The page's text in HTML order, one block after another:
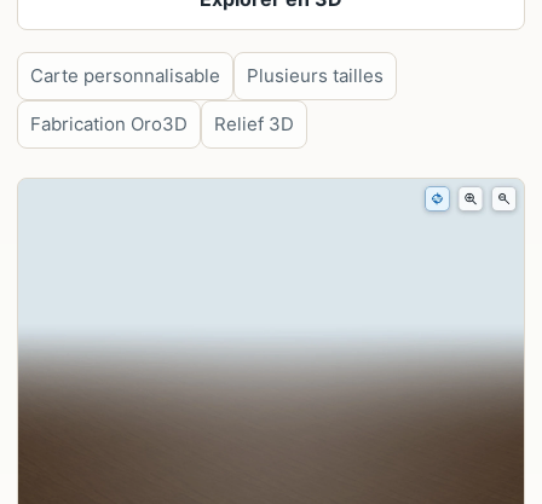
Carte personnalisable Plusieurs tailles
Fabrication Oro3D Relief 3D